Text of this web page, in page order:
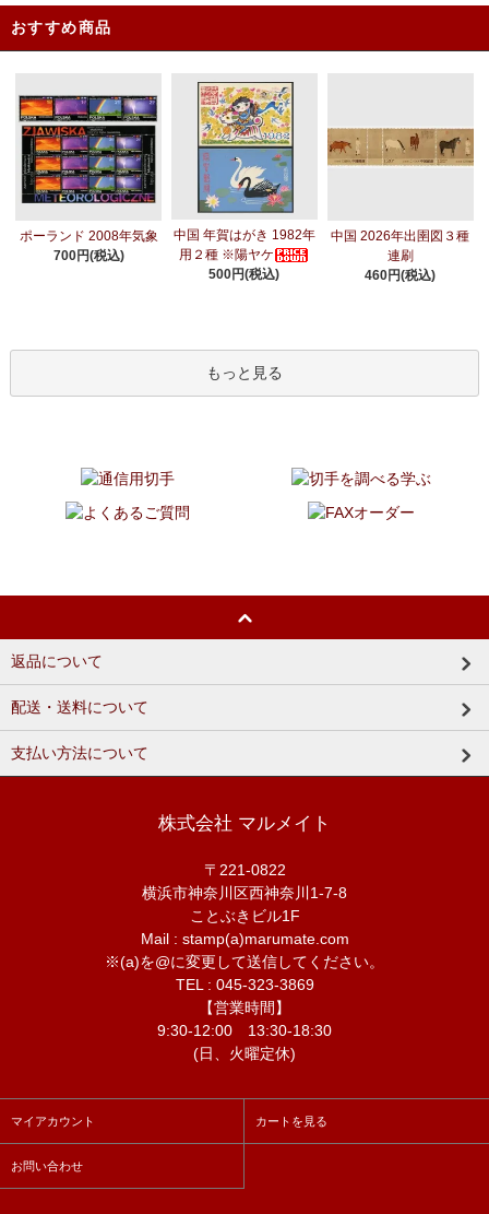
おすすめ商品
ポーランド 2008年気象
700円(税込)
中国 年賀はがき 1982年
用２種 ※陽ヤケ
500円(税込)
中国 2026年出圉図３種
連刷
460円(税込)
もっと見る
返品について
配送・送料について
支払い方法について
株式会社 マルメイト
〒221-0822
横浜市神奈川区西神奈川1-7-8
ことぶきビル1F
Mail : stamp(a)marumate.com
※(a)を@に変更して送信してください。
TEL : 045-323-3869
【営業時間】
9:30-12:00 13:30-18:30
(日、火曜定休)
マイアカウント カートを見る
お問い合わせ